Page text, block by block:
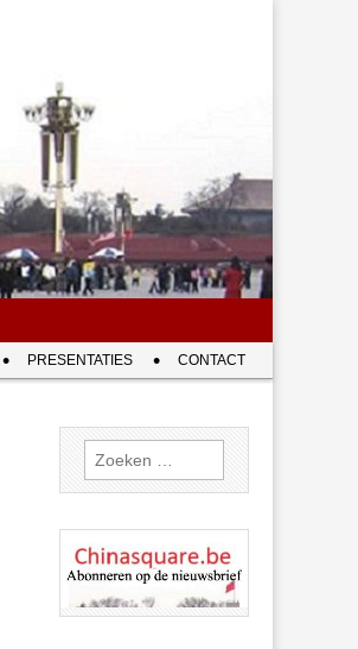
PRESENTATIES CONTACT
Zoeken
naar: